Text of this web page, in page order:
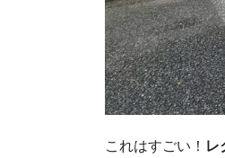
これはすごい！ レ